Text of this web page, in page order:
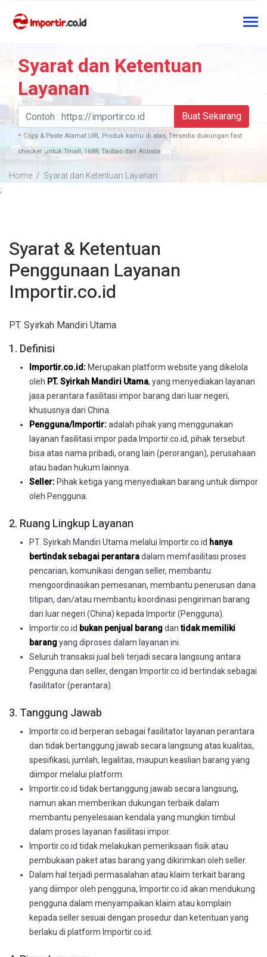
Syarat dan Ketentuan
Layanan
Buat Sekarang
* Copy & Paste Alamat URL Produk kamu di atas, Tersedia dukungan fast
checker untuk Tmall, 1688, Taobao dan Alibaba
Home
Syarat dan Ketentuan Layanan
;
Syarat & Ketentuan
Penggunaan Layanan
Importir.co.id
PT. Syirkah Mandiri Utama
1. Definisi
Importir.co.id: Merupakan platform website yang dikelola
oleh PT. Syirkah Mandiri Utama, yang menyediakan layanan
jasa perantara fasilitasi impor barang dari luar negeri,
khususnya dari China.
Pengguna/Importir:adalah pihak yang menggunakan
layanan fasilitasi impor pada Importir.co.id, pihak tersebut
bisa atas nama pribadi, orang lain (perorangan), perusahaan
atau badan hukum lainnya.
Seller: Pihak ketiga yang menyediakan barang untuk diimpor
oleh Pengguna.
2. Ruang Lingkup Layanan
PT. Syirkah Mandiri Utama melalui Importir.co.id hanya
bertindak sebagai perantaradalam memfasilitasi proses
pencarian, komunikasi dengan seller, membantu
mengoordinasikan pemesanan, membantu penerusan dana
titipan, dan/atau membantu koordinasi pengiriman barang
dari luar negeri (China) kepada Importir (Pengguna).
Importir.co.id bukan penjual barangdantidak memiliki
barangyang diproses dalam layanan ini.
Seluruh transaksi jual beli terjadi secara langsung antara
Pengguna dan seller, dengan Importir.co.id bertindak sebagai
fasilitator (perantara).
3. Tanggung Jawab
Importir.co.id berperan sebagai fasilitator layanan perantara
dan tidak bertanggung jawab secara langsung atas kualitas,
spesifikasi, jumlah, legalitas, maupun keaslian barang yang
diimpor melalui platform.
Importir.co.id tidak bertanggung jawab secara langsung,
namun akan memberikan dukungan terbaik dalam
membantu penyelesaian kendala yang mungkin timbul
dalam proses layanan fasilitasi impor.
Importir.co.id tidak melakukan pemeriksaan fisik atau
pembukaan paket atas barang yang dikirimkan oleh seller.
Dalam hal terjadi permasalahan atau klaim terkait barang
yang diimpor oleh pengguna, Importir.co.id akan mendukung
pengguna dalam menyampaikan klaim atau komplain
kepada seller sesuai dengan prosedur dan ketentuan yang
berlaku di platform Importir.co.id.